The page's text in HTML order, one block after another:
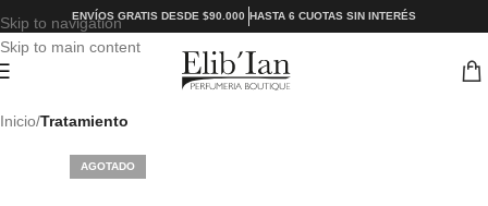
Skip to navigation
Skip to main content
ENVÍOS GRATIS DESDE $90.000 HASTA 6 CUOTAS SIN INTERÉS
Inicio Tratamiento
AGOTADO